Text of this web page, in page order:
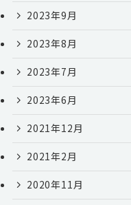
2023年9月
2023年8月
2023年7月
2023年6月
2021年12月
2021年2月
2020年11月